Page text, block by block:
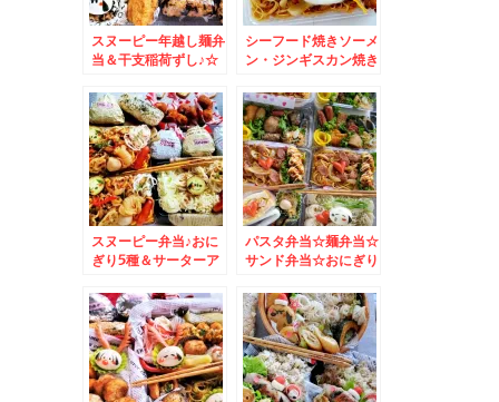
スヌーピー年越し麺弁
当＆干支稲荷ずし♪☆
シーフード焼きソーメ
ン・ジンギスカン焼き
「アジパンダ」くんグ
ッズ♪うま味の秘密(*
´艸`*)誤解されてる皆
さま必見！！
スヌーピー弁当♪おに
ぎり5種＆サーターア
パスタ弁当☆麺弁当☆
サンド弁当☆おにぎり